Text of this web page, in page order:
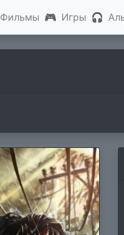
Фильмы 🎮 Игры 🎧